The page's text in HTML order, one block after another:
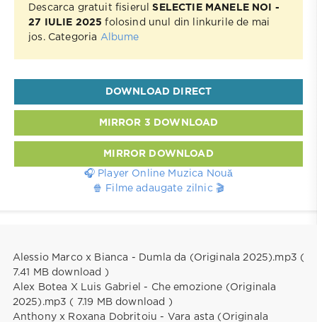
Descarca gratuit fisierulSELECTIE MANELE NOI -
27 IULIE 2025 folosind unul din linkurile de mai
jos. Categoria Albume
DOWNLOAD DIRECT
MIRROR 3 DOWNLOAD
MIRROR DOWNLOAD
🎧 Player Online Muzica Nouă
🍿 Filme adaugate zilnic 🎬
Alessio Marco x Bianca - Dumla da (Originala 2025).mp3 (
7.41 MB download )
Alex Botea X Luis Gabriel - Che emozione (Originala
2025).mp3 ( 7.19 MB download )
Anthony x Roxana Dobritoiu - Vara asta (Originala